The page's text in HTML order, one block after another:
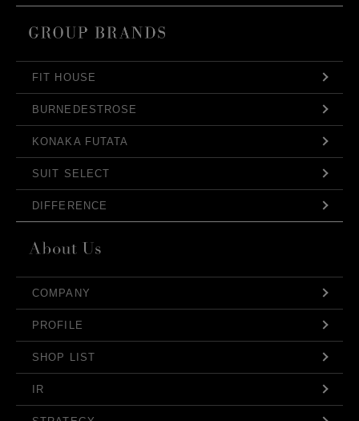
FIT HOUSE
BURNEDESTROSE
KONAKA FUTATA
SUIT SELECT
DIFFERENCE
COMPANY
PROFILE
SHOP LIST
IR